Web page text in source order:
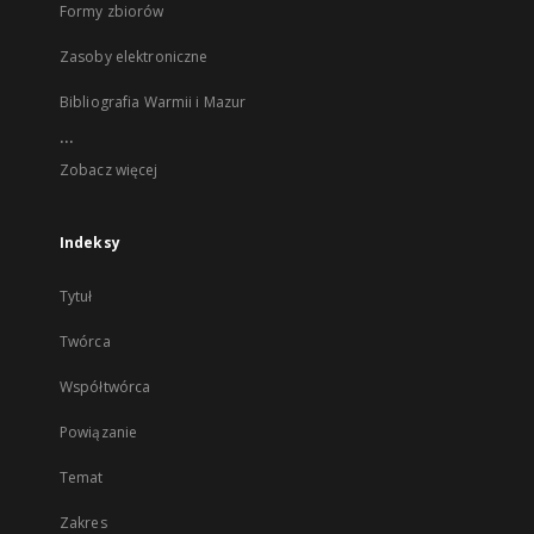
Formy zbiorów
Zasoby elektroniczne
Bibliografia Warmii i Mazur
...
Zobacz więcej
Indeksy
Tytuł
Twórca
Współtwórca
Powiązanie
Temat
Zakres